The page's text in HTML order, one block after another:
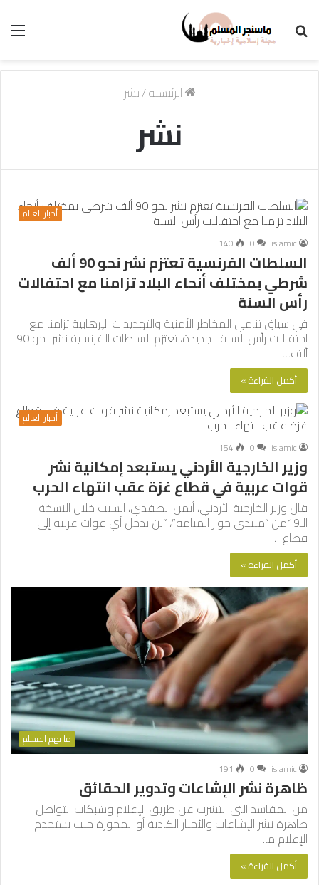
الرئيسية/نشر
نشر
أخبار العالم
islamic
0
140
السلطات الفرنسية تعتزم نشر نحو 90 ألف
شرطي بمختلف أنحاء البلاد تزامنا مع احتفالات
رأس السنة
في سياق تنامي المخاطر الأمنية والتهديدات الإرهابية تزامنا مع
احتفالات رأس السنة الجديدة، تعتزم السلطات الفرنسية نشر نحو 90
ألف…
أكمل القراءة »
أخبار العالم
islamic
0
154
وزير الخارجية الأردني يستبعد إمكانية نشر
قوات عربية في قطاع غزة عقب انتهاء الحرب
قال وزير الخارجية الأردني، أيمن الصفدي، السبت خلال النسخة
الـ19من “منتدى حوار المنامة”، “لن تدخل أي قوات عربية إلى
قطاع…
أكمل القراءة »
ما يهم المسلم
islamic
0
191
ظاهرة نشر الإشاعات وتدوير الحقائق
من المفاسد التي انتشرت عن طريق الإعلام وشبكات التواصل
ظاهرة نشر الإشاعات والأخبار الكاذبة أو المحورة حيث يستخدم
الإعلام ما…
أكمل القراءة »